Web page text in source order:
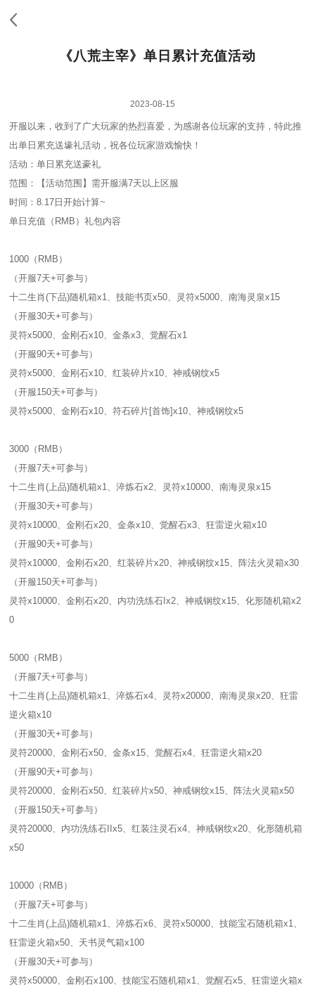
《八荒主宰》单日累计充值活动
2023-08-15
开服以来，收到了广大玩家的热烈喜爱，为感谢各位玩家的支持，特此推
出单日累充送壕礼活动，祝各位玩家游戏愉快！
活动：单日累充送豪礼
范围：【活动范围】需开服满7天以上区服
时间：8.17日开始计算~
单日充值（RMB）礼包内容
1000（RMB）
（开服7天+可参与）
十二生肖(下品)随机箱x1、技能书页x50、灵符x5000、南海灵泉x15
（开服30天+可参与）
灵符x5000、金刚石x10、金条x3、觉醒石x1
（开服90天+可参与）
灵符x5000、金刚石x10、红装碎片x10、神戒钢纹x5
（开服150天+可参与）
灵符x5000、金刚石x10、符石碎片[首饰]x10、神戒钢纹x5
3000（RMB）
（开服7天+可参与）
十二生肖(上品)随机箱x1、淬炼石x2、灵符x10000、南海灵泉x15
（开服30天+可参与）
灵符x10000、金刚石x20、金条x10、觉醒石x3、狂雷逆火箱x10
（开服90天+可参与）
灵符x10000、金刚石x20、红装碎片x20、神戒钢纹x15、阵法火灵箱x30
（开服150天+可参与）
灵符x10000、金刚石x20、内功洗练石Ix2、神戒钢纹x15、化形随机箱x2
0
5000（RMB）
（开服7天+可参与）
十二生肖(上品)随机箱x1、淬炼石x4、灵符x20000、南海灵泉x20、狂雷
逆火箱x10
（开服30天+可参与）
灵符20000、金刚石x50、金条x15、觉醒石x4、狂雷逆火箱x20
（开服90天+可参与）
灵符20000、金刚石x50、红装碎片x50、神戒钢纹x15、阵法火灵箱x50
（开服150天+可参与）
灵符20000、内功洗练石IIx5、红装注灵石x4、神戒钢纹x20、化形随机箱
x50
10000（RMB）
（开服7天+可参与）
十二生肖(上品)随机箱x1、淬炼石x6、灵符x50000、技能宝石随机箱x1、
狂雷逆火箱x50、天书灵气箱x100
（开服30天+可参与）
灵符x50000、金刚石x100、技能宝石随机箱x1、觉醒石x5、狂雷逆火箱x